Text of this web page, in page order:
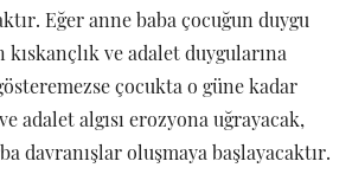
Eğer anne baba çocuğun duygu
kıskançlık ve adalet duygularına
çocukta o güne kadar
adalet algısı erozyona uğrayacak,
davranışlar oluşmaya başlayacaktır.